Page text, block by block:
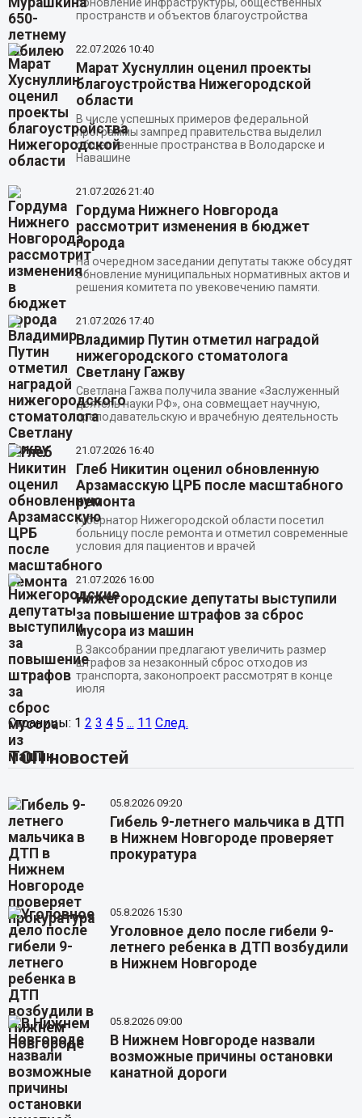
обновление инфраструктуры, общественных
пространств и объектов благоустройства
22.07.2026 10:40
Марат Хуснуллин оценил проекты
благоустройства Нижегородской
области
В числе успешных примеров федеральной
программы зампред правительства выделил
общественные пространства в Володарске и
Навашине
21.07.2026 21:40
Гордума Нижнего Новгорода
рассмотрит изменения в бюджет
города
На очередном заседании депутаты также обсудят
обновление муниципальных нормативных актов и
решения комитета по увековечению памяти.
21.07.2026 17:40
Владимир Путин отметил наградой
нижегородского стоматолога
Светлану Гажву
Светлана Гажва получила звание «Заслуженный
деятель науки РФ», она совмещает научную,
преподавательскую и врачебную деятельность
21.07.2026 16:40
Глеб Никитин оценил обновленную
Арзамасскую ЦРБ после масштабного
ремонта
Губернатор Нижегородской области посетил
больницу после ремонта и отметил современные
условия для пациентов и врачей
21.07.2026 16:00
Нижегородские депутаты выступили
за повышение штрафов за сброс
мусора из машин
В Заксобрании предлагают увеличить размер
штрафов за незаконный сброс отходов из
транспорта, законопроект рассмотрят в конце
июля
Страницы: 1 2 3 4 5 ... 11 След.
ТОП новостей
05.8.2026 09:20
Гибель 9-летнего мальчика в ДТП
в Нижнем Новгороде проверяет
прокуратура
05.8.2026 15:30
Уголовное дело после гибели 9-
летнего ребенка в ДТП возбудили
в Нижнем Новгороде
05.8.2026 09:00
В Нижнем Новгороде назвали
возможные причины остановки
канатной дороги